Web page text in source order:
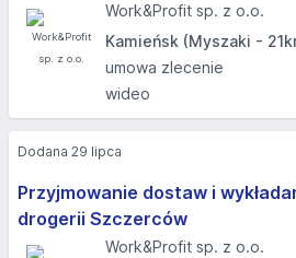
Work&Profit sp. z o.o.
Kamieńsk (Myszaki -
umowa zlecenie
wideo
Przyjmowanie dostaw i
drogerii Szczerców
Work&Profit sp. z o.o.
Dodana 29 lipca